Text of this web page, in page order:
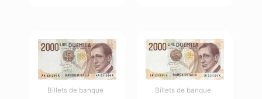
Billets de banque Billets de banque